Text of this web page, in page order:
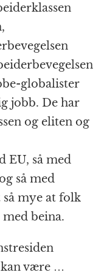
globalister
jobb. De har
og eliten og
EU, så med
så med
mye at folk
beina.
kan være …